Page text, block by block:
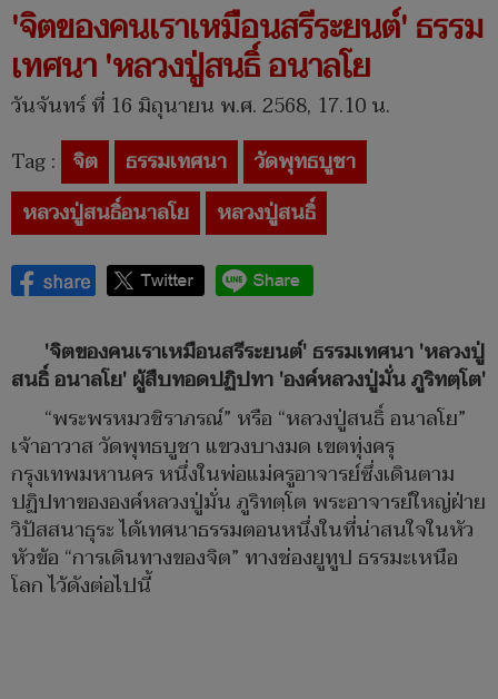
'จิตของคนเราเหมือนสรีระยนต์' ธรรม
เทศนา 'หลวงปู่สนธิ์ อนาลโย
วันจันทร์ ที่ 16 มิถุนายน พ.ศ. 2568, 17.10 น.
Tag : จิต ธรรมเทศนา
วัดพุทธบูชา
หลวงปู่สนธิ์อนาลโย
หลวงปู่สนธิ์
'จิตของคนเราเหมือนสรีระยนต์' ธรรมเทศนา 'หลวงปู่
สนธิ์ อนาลโย' ผู้สืบทอดปฏิปทา 'องค์หลวงปู่มั่น ภูริทตฺโต'
“พระพรหมวชิราภรณ์” หรือ “หลวงปู่สนธิ์ อนาลโย”
เจ้าอาวาส วัดพุทธบูชา แขวงบางมด เขตทุ่งครุ
กรุงเทพมหานคร หนึ่งในพ่อแม่ครูอาจารย์ซึ่งเดินตาม
ปฏิปทาขององค์หลวงปู่มั่น ภูริทตฺโต พระอาจารย์ใหญ่ฝ่าย
วิปัสสนาธุระ ได้เทศนาธรรมตอนหนึ่งในที่น่าสนใจในหัว
หัวข้อ “การเดินทางของจิต” ทางช่องยูทูป ธรรมะเหนือ
โลก ไว้ดังต่อไปนี้